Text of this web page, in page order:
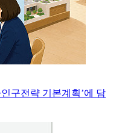
구전략 기본계획’에 담